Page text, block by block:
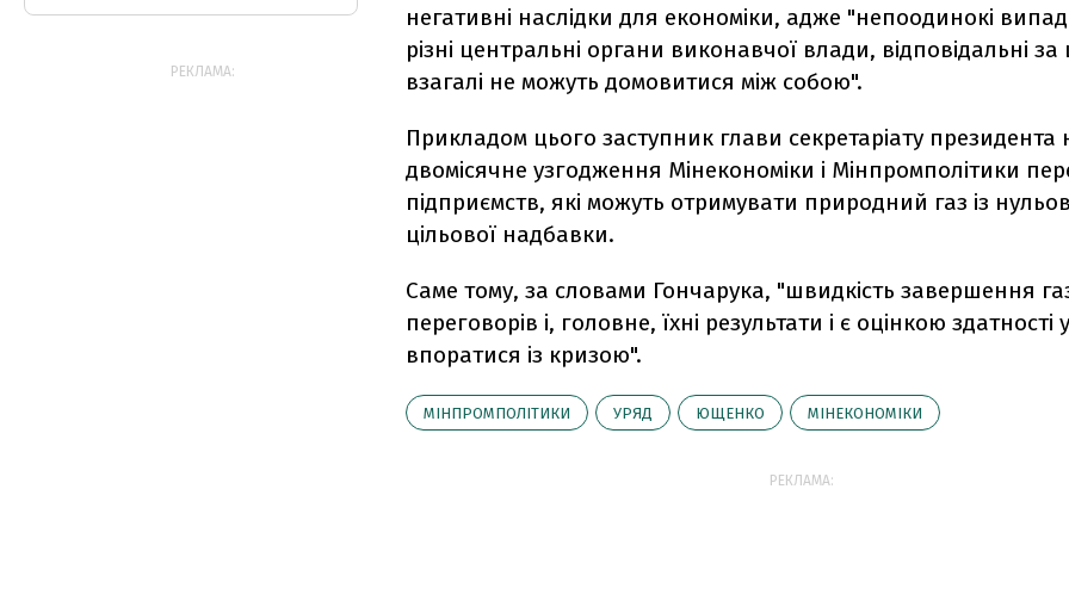
негативні наслідки для економіки, адже "непоодинокі
різні центральні органи виконавчої влади, відповідальні
взагалі не можуть домовитися між собою".
Прикладом цього заступник глави секретаріату президента
двомісячне узгодження Мінекономіки і Мінпромполітики
підприємств, які можуть отримувати природний газ із
цільової надбавки.
Саме тому, за словами Гончарука, "швидкість завершення
переговорів і, головне, їхні результати і є оцінкою здатності
впоратися із кризою".
МІНПРОМПОЛІТИКИ УРЯД ЮЩЕНКО МІНЕКОНОМІКИ
РЕКЛАМА:
РЕКЛАМА: